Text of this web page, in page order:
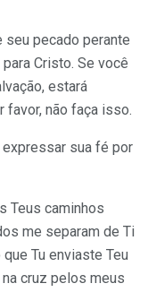
pecado perante
Cristo. Se você
estará
favor, não faça isso.
sua fé por
Teus caminhos
me separam de Ti
Tu enviaste Teu
cruz pelos meus